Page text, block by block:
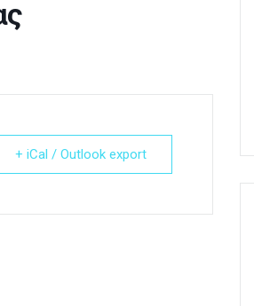
+ iCal / Outlook export